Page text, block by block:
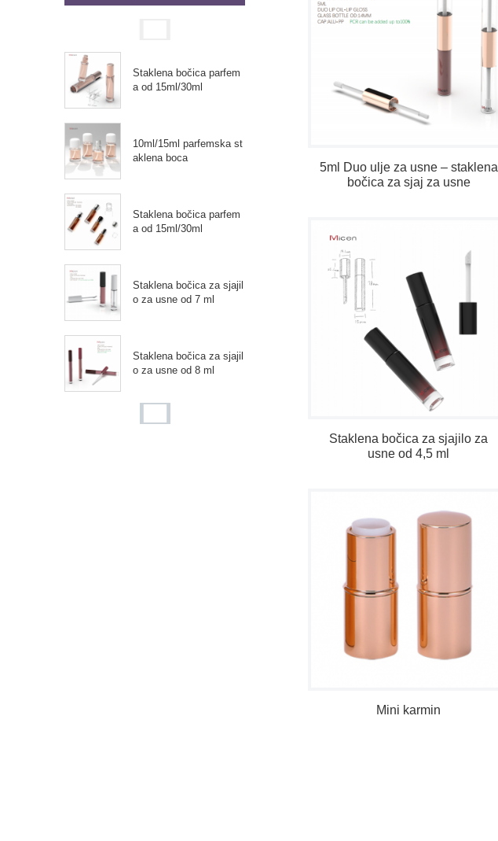
Staklena bočica parfem
a od 15ml/30ml
10ml/15ml parfemska st
aklena boca
Staklena bočica parfem
a od 15ml/30ml
Staklena bočica za sjajil
o za usne od 7 ml
Staklena bočica za sjajil
o za usne od 8 ml
Staklena bočica laka za
5ml Duo ulje za usne – staklena
bočica za sjaj za usne
Staklena bočica za sjajilo za
usne od 4,5 ml
Mini karmin